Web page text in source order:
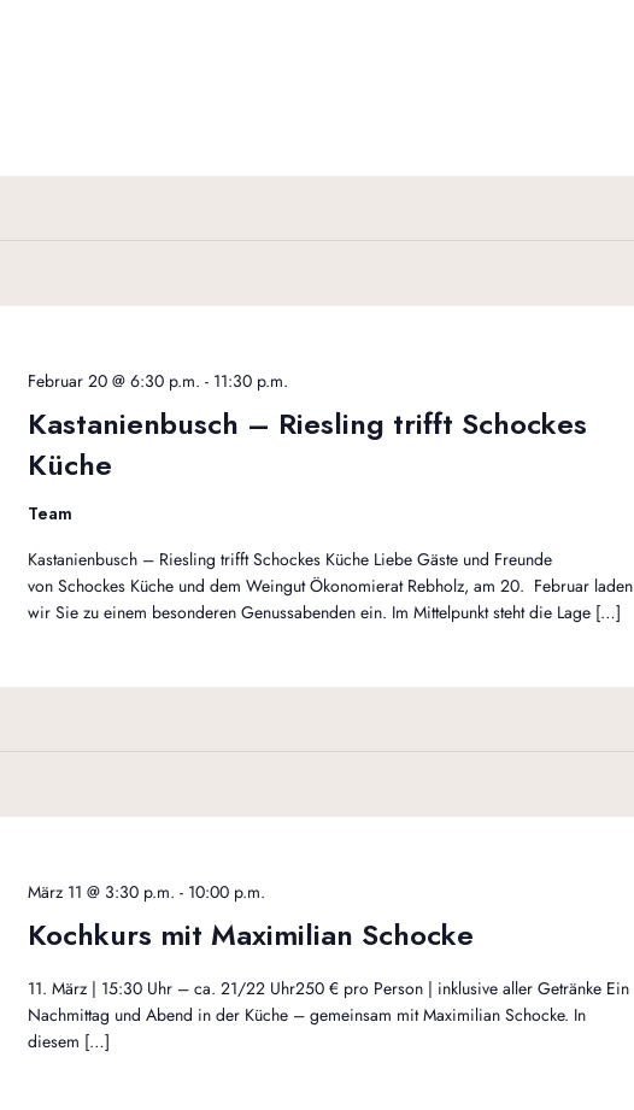
Kastanienbusch – Riesling trifft Schockes
Küche
Februar 20 @ 6:30 p.m. - 11:30 p.m.
Team
Kastanienbusch – Riesling trifft Schockes Küche Liebe Gäste und Freunde
von Schockes Küche und dem Weingut Ökonomierat Rebholz, am 20. Februar laden
wir Sie zu einem besonderen Genussabenden ein. Im Mittelpunkt steht die Lage […]
Kochkurs mit Maximilian Schocke
März 11 @ 3:30 p.m. - 10:00 p.m.
11. März | 15:30 Uhr – ca. 21/22 Uhr250 € pro Person | inklusive aller Getränke Ein
Nachmittag und Abend in der Küche – gemeinsam mit Maximilian Schocke. In
diesem […]